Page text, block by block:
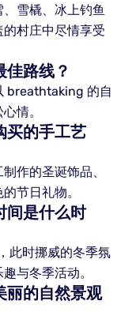
雪橇、冰上钓鱼
村庄中尽情享受
佳路线？
breathtaking 的自
情。
买的手工艺
作的圣诞饰品、
节日礼物。
间是什么时
此时挪威的冬季氛
与冬季活动。
丽的自然景观